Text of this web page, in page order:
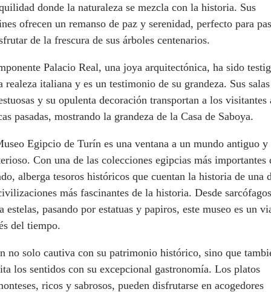
donde la naturaleza se mezcla con la historia. Sus
ofrecen un remanso de paz y serenidad, perfecto para
de la frescura de sus árboles centenarios.
Palacio Real, una joya arquitectónica, ha sido
realeza italiana y es un testimonio de su grandeza. Sus salas
y su opulenta decoración transportan a los visitantes
pasadas, mostrando la grandeza de la Casa de Saboya.
Egipcio de Turín es una ventana a un mundo antiguo y
Con una de las colecciones egipcias más importantes
alberga tesoros históricos que cuentan la historia de una
más fascinantes de la historia. Desde sarcófagos
estelas, pasando por estatuas y papiros, este museo es un
del tiempo.
no solo cautiva con su patrimonio histórico, sino que
los sentidos con su excepcional gastronomía. Los platos
ricos y sabrosos, pueden disfrutarse en acogedores